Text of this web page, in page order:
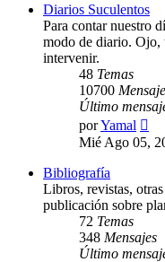
Diarios Suculentos
Para contar nuestro
modo de diario. Ojo,
intervenir.
48 Temas
10700
Último
porYamal
Mié Ago 05,
Bibliografía
Libros, revistas,
publicación sobre
72 Temas
348 Mensajes
Último